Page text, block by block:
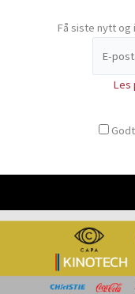
Få siste nytt
Les